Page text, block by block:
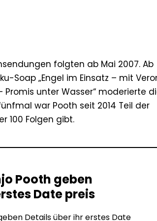
folgten ab Mai 2007. Ab
Soap „Engel im Einsatz – mit
Promis unter Wasser“ moderierte
war Pooth seit 2014 Teil der
100 Folgen gibt.
Pooth geben
Date preis
Details über ihr erstes Date